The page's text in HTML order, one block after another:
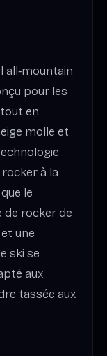
all‑mountain
pour les
en
molle et
à la
le
de rocker de
une
ski se
aux
tassée aux